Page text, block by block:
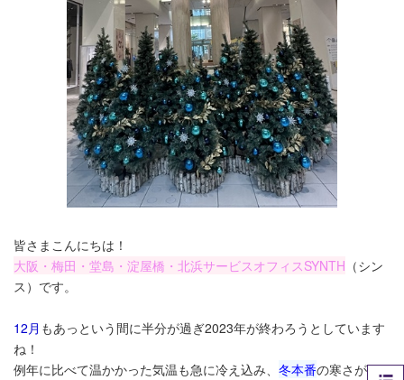
皆さまこんにちは！
大阪・梅田・堂島・淀屋橋・北浜サービスオフィスSYNTH （シン
ス）です​。
12月 もあっという間に半分が過ぎ2023年が終わろうとしています
ね！
例年に比べて温かかった気温も急に冷え込み、 冬本番の寒さがや